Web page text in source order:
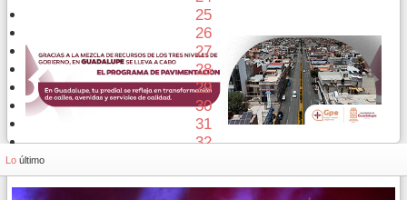
25
26
27
28
29
30
31
32
Lo último